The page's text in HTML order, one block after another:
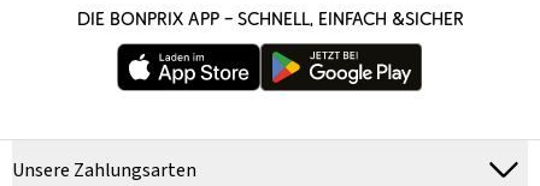
DIE BONPRIX APP – SCHNELL, EINFACH &SICHER
Unsere Zahlungsarten